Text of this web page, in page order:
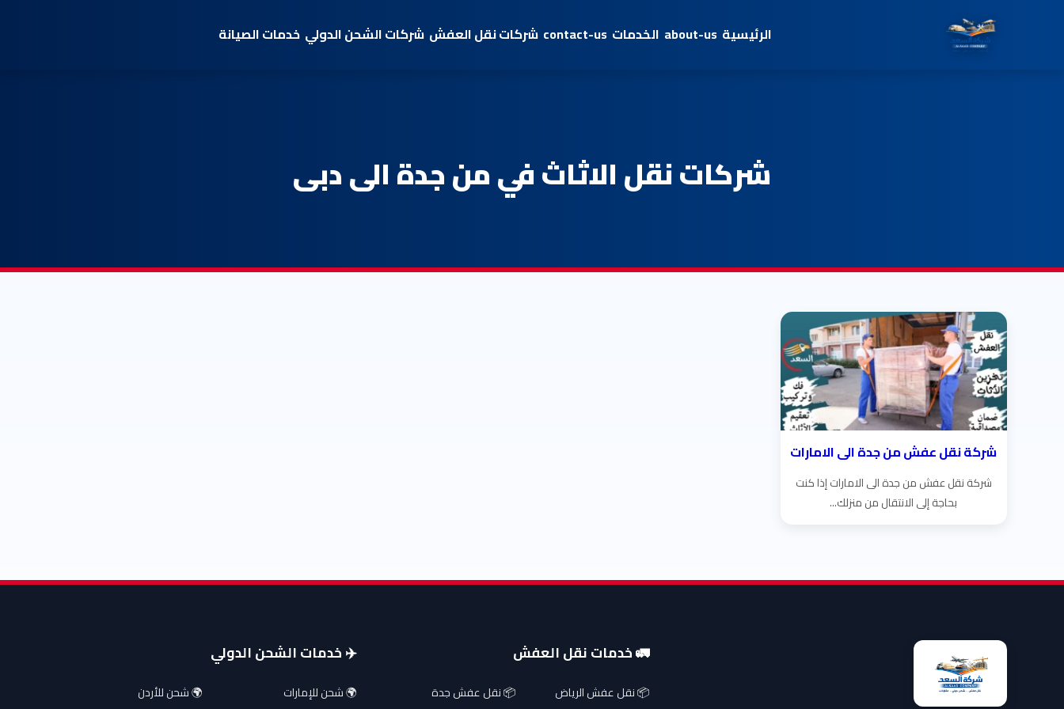
الرئيسية about-us الخدمات contact-us شركات نقل العفش شركات الشحن الدولي خدمات الصيانة
شركات نقل الاثاث في من جدة الى دبى
شركة نقل عفش من جدة الى الامارات
شركة نقل عفش من جدة الى الامارات إذا كنت
بحاجة إلى الانتقال من منزلك...
🚛 خدمات نقل العفش
📦 نقل عفش الرياض 📦 نقل عفش جدة
✈️ خدمات الشحن الدولي
🌍 شحن للإمارات 🌍 شحن للأردن